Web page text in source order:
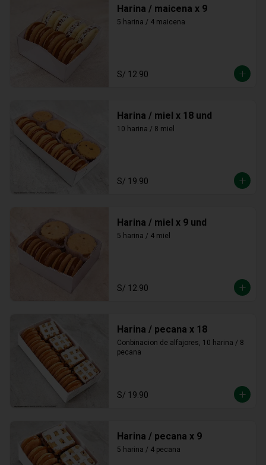
Harina / maicena x 9
5 harina / 4 maicena
S/ 12.90
Harina / miel x 18 und
10 harina / 8 miel
S/ 19.90
Harina / miel x 9 und
5 harina / 4 miel
S/ 12.90
Harina / pecana x 18
Conbinacion de alfajores, 10 harina / 8
pecana
S/ 19.90
Harina / pecana x 9
5 harina / 4 pecana